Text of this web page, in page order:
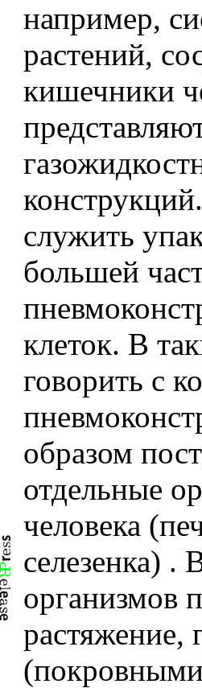
например,
растений,
кишечники
служить
большей
клеток. В
говорить с
образом
отдельные
человека
селезенка) .
организмов
растяжение,